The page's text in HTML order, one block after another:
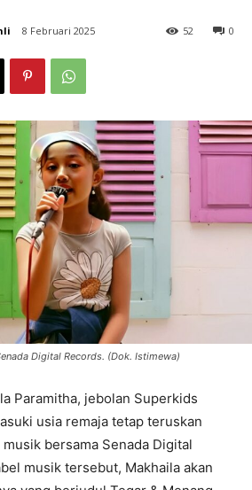
8 Februari 2025 0
52
Digital Records. (Dok. Istimewa)
Paramitha, jebolan Superkids
usia remaja tetap teruskan
bersama Senada Digital
musik tersebut, Makhaila akan